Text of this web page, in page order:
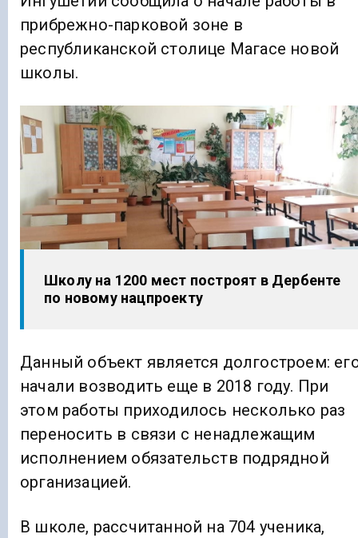
прибрежно-парковой зоне в
республиканской столице Магасе новой
школы.
Школу на 1200 мест построят в Дербенте
по новому нацпроекту
Данный объект является долгостроем:
начали возводить еще в 2018 году. При
этом работы приходилось несколько раз
переносить в связи с ненадлежащим
исполнением обязательств подрядной
организацией.
В школе, рассчитанной на 704 ученика,